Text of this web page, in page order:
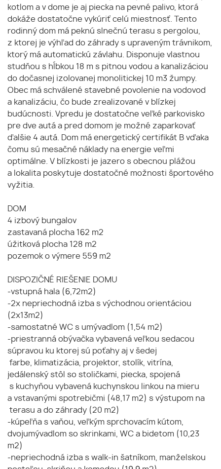
kotlom a v dome je aj piecka na pevné palivo, ktorá
dokáže dostatočne vykúriť celú miestnosť. Tento
rodinný dom má peknú slnečnú terasu s pergolou,
z ktorej je výhľad do záhrady s upraveným trávnikom,
ktorý má automatickú závlahu. Disponuje vlastnou
studňou s hĺbkou 18 m s pitnou vodou a kanalizáciou
do dočasnej izolovanej monolitickej 10 m3 žumpy.
Obec má schválené stavebné povolenie na vodovod
a kanalizáciu, čo bude zrealizované v blízkej
budúcnosti. Vpredu je dostatočne veľké parkovisko
pre dve autá a pred domom je možné zaparkovať
ďalšie 4 autá. Dom má energetický certifikát B vďaka
čomu sú mesačné náklady na energie veľmi
optimálne. V blízkosti je jazero s obecnou plážou
a lokalita poskytuje dostatočné možnosti športového
vyžitia.
DOM
4 izbový bungalov
zastavaná plocha 162 m2
úžitková plocha 128 m2
pozemok o výmere 559 m2
DISPOZIČNÉ RIEŠENIE DOMU
-vstupná hala (6,72m2)
-2x nepriechodná izba s východnou orientáciou
(2x13m2)
-samostatné WC s umývadlom (1,54 m2)
-priestranná obývačka vybavená veľkou sedacou
súpravou ku ktorej sú poťahy aj v šedej
farbe, klimatizácia, projektor, stolík, vitrína,
jedálenský stôl so stoličkami, piecka, spojená
s kuchyňou vybavená kuchynskou linkou na mieru
a vstavanými spotrebičmi (48,17 m2) s výstupom na
terasu a do záhrady (20 m2)
-kúpeľňa s vaňou, veľkým sprchovacím kútom,
dvojumývadlom so skrinkami, WC a bidetom (10,23
m2)
-nepriechodná izba s walk-in šatníkom, manželskou